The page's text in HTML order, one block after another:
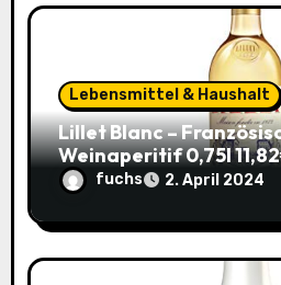
Lebensmittel & Haushalt
Lillet Blanc –
Weinaperitif 0,75l
im Sparabo
fuchs 2. April 2024